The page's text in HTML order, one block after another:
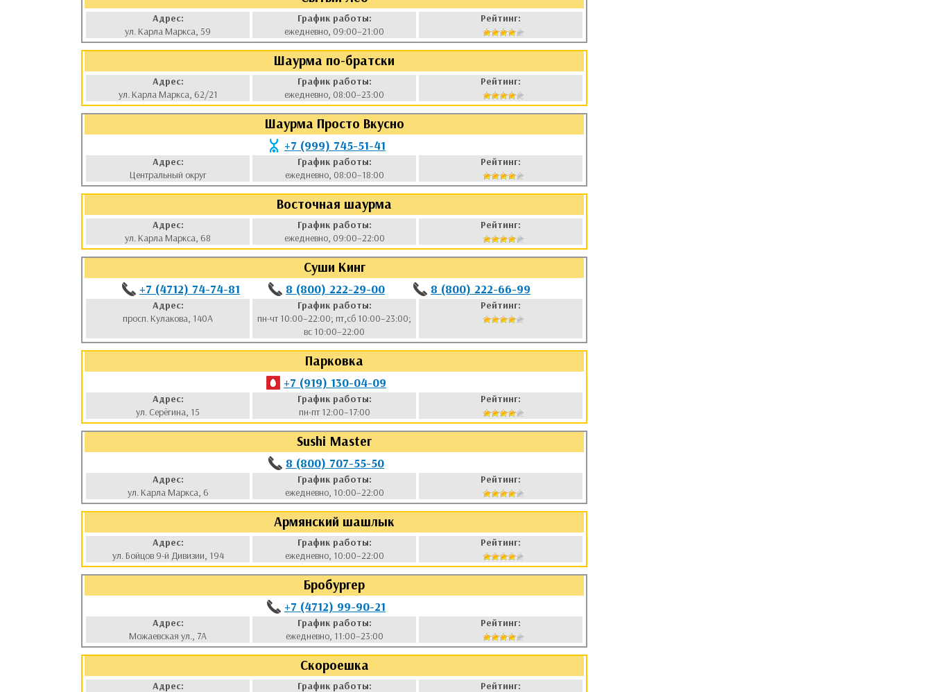
Адрес:
ул. Карла Маркса, 59
График работы:
ежедневно, 09:00–21:00
Рейтинг:
Шаурма по-братски
Адрес:
ул. Карла Маркса, 62/21
График работы:
ежедневно, 08:00–23:00
Рейтинг:
Шаурма Просто Вкусно
+7 (999) 745-51-41
Адрес:
Центральный округ
График работы:
ежедневно, 08:00–18:00
Рейтинг:
Восточная шаурма
Адрес:
ул. Карла Маркса, 68
График работы:
ежедневно, 09:00–22:00
Рейтинг:
Суши Кинг
+7 (4712) 74-74-81 8 (800) 222-29-00 8 (800) 222-66-99
Адрес:
просп. Кулакова, 140А
График работы:
пн-чт 10:00–22:00; пт,сб 10:00–23:00;
вс 10:00–22:00
Рейтинг:
Парковка
+7 (919) 130-04-09
Адрес:
ул. Серёгина, 15
График работы:
пн-пт 12:00–17:00
Рейтинг:
Sushi Master
8 (800) 707-55-50
Адрес:
ул. Карла Маркса, 6
График работы:
ежедневно, 10:00–22:00
Рейтинг:
Армянский шашлык
Адрес:
ул. Бойцов 9-й Дивизии, 194
График работы:
ежедневно, 10:00–22:00
Рейтинг:
Бробургер
+7 (4712) 99-90-21
Адрес:
Можаевская ул., 7А
График работы:
ежедневно, 11:00–23:00
Рейтинг:
Скороешка
Адрес: График работы: Рейтинг: